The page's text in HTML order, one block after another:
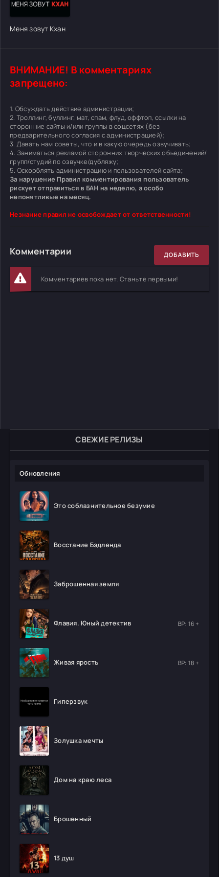
СВЕЖИЕ РЕЛИЗЫ
Обновления
Это соблазнительное безумие
Восстание Бэдленда
Заброшенная земля
Флавия. Юный детектив ВР: 16 +
Живая ярость ВР: 18 +
Гиперзвук
Золушка мечты
Дом на краю леса
Брошенный
13 душ
Меня зовут Кхан
ВНИМАНИЕ! В комментариях
запрещено:
1. Обсуждать действие администрации;
2. Троллинг, буллинг, мат, спам, флуд, оффтоп, ссылки на
сторонние сайты и/или группы в соцсетях (без
предварительного согласия с администрацией);
3. Давать нам советы, что и в какую очередь озвучивать;
4. Заниматься рекламой сторонних творческих объединений/
групп/студий по озвучке/дубляжу;
5. Оскорблять администрацию и пользователей сайта;
За нарушение Правил комментирования пользователь
рискует отправиться в БАН на неделю, а особо
непонятливые на месяц.
Незнание правил не освобождает от ответственности!
Комментарии ДОБАВИТЬ
Комментариев пока нет. Станьте первыми!